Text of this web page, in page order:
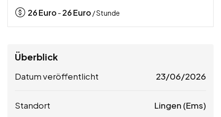
26Euro - 26Euro / Stunde
Überblick
Datum veröffentlicht 23/06/2026
Standort Lingen (Ems)